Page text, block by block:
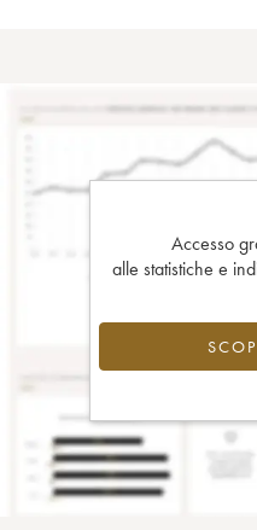
Accesso
alle statistiche e